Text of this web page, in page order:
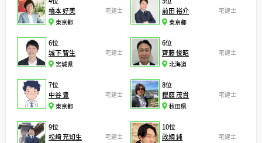
橋本 好美
宅建士
東京都
前田 裕介
宅建士
東京都
6位
城下 智生
宅建士
宮城県
6位
齊藤 俊昭
宅建士
北海道
7位
中谷 豊
宅建士
東京都
8位
櫻庭 茂貴
宅建士
秋田県
9位
松崎 充知生
宅建士
10位
政綱 純
宅建士